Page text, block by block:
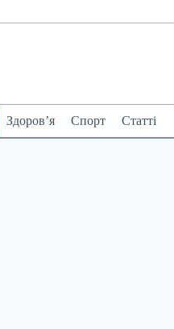
Здоров’я Спорт Статті